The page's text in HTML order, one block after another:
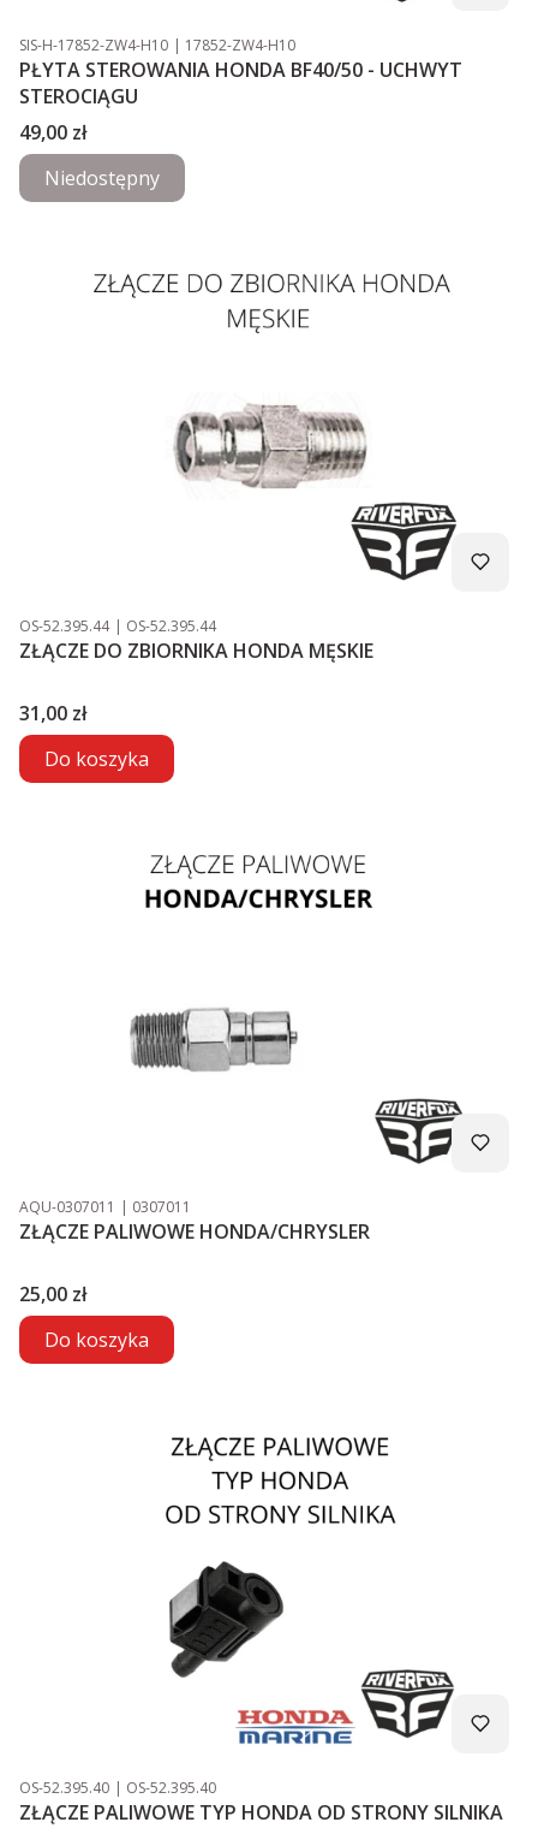
Kod produktu
SIS-H-17852-ZW4-H10 Kod producenta
17852-ZW4-H10
PŁYTA STEROWANIA HONDA BF40/50 - UCHWYT
STEROCIĄGU
Cena
49,00 zł
Niedostępny
Kod produktu
OS-52.395.44 Kod producenta
OS-52.395.44
ZŁĄCZE DO ZBIORNIKA HONDA MĘSKIE
Cena
31,00 zł
Do koszyka
Kod produktu
AQU-0307011 Kod producenta
0307011
ZŁĄCZE PALIWOWE HONDA/CHRYSLER
Cena
25,00 zł
Do koszyka
Kod produktu
OS-52.395.40 Kod producenta
OS-52.395.40
ZŁĄCZE PALIWOWE TYP HONDA OD STRONY SILNIKA